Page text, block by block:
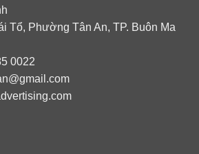
Tổ, Phường Tân An, TP. Buôn Ma
0022